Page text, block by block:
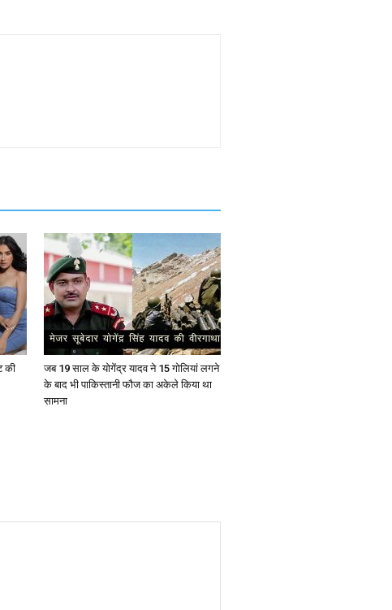
की
जब 19 साल के योगेंद्र यादव ने 15 गोलियां लगने
के बाद भी पाकिस्तानी फौज का अकेले किया था
सामना